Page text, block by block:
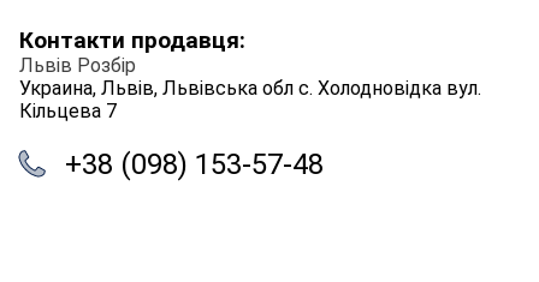
Контакти продавця:
Львів Розбір
Украина, Львів, Львівська обл с. Холодновідка вул.
Кільцева 7
+38 (098) 153-57-48